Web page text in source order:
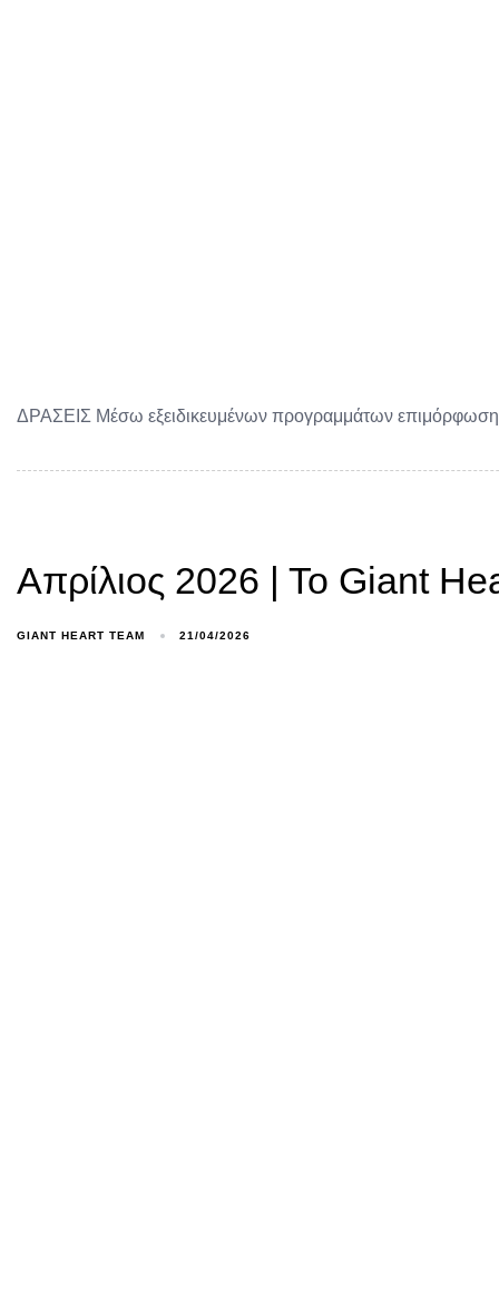
ΔΡΑΣΕΙΣ Μέσω εξειδικευμένων προγραμμάτων
Απρίλιος 2026 | Το Giant
GIANT HEART TEAM 21/04/2026